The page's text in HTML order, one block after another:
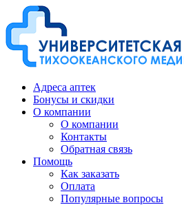
Адреса аптек
Бонусы и скидки
О компании
О компании
Контакты
Обратная связь
Помощь
Как заказать
Оплата
Популярные вопросы